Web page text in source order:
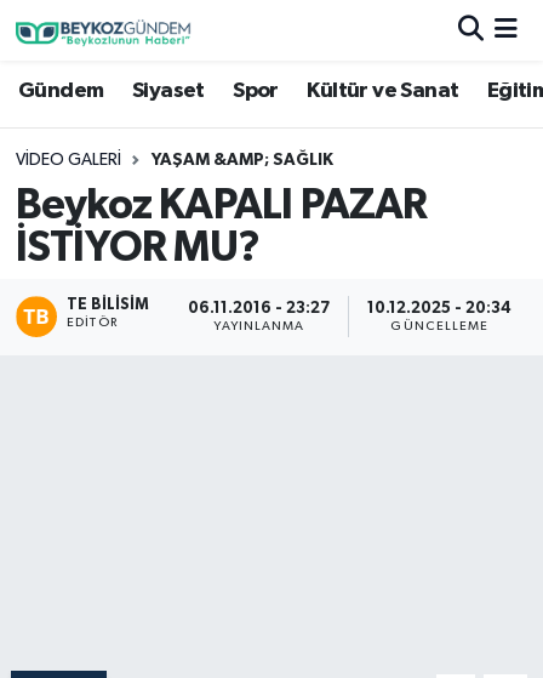
Gündem Siyaset Spor Kültür ve Sanat
VIDEO GALERI YAŞAM &AMP; SAĞLIK
Beykoz KAPALI PAZAR
İSTİYOR MU?
TE BILISIM
EDITÖR
06.11.2016 - 23:27
YAYINLANMA
10.12.2025 - 20:34
GÜNCELLEME
Hava Durumu
Trafik Durumu
Süper Lig Puan Durumu ve Fikstür